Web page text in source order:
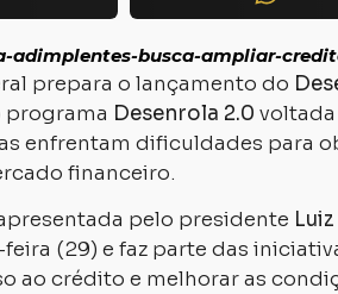
adimplentes-busca-ampliar-
prepara o lançamento do
Desenrola 2.0
enfrentam dificuldades para
financeiro.
pelo presidente
(29) e faz parte das
ao crédito e melhorar as